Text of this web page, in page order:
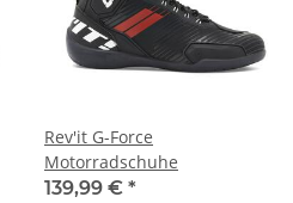
Rev'it G-Force
Motorradschuhe
139,99 € *